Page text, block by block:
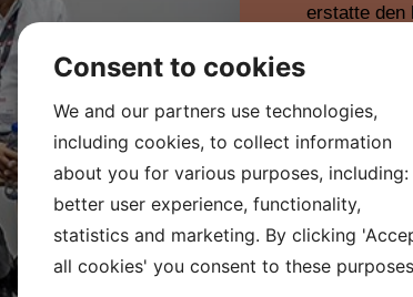
erstatte den
Kinas
Hao Yin,
fra sit
integreret
iværksætter
Kultur er
Consent to cookies
We and our partners use technologies,
including cookies, to collect information
about you for various purposes, including:
better user experience, functionality,
statistics and marketing. By clicking
all cookies' you consent to these